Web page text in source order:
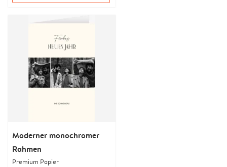
Moderner monochromer
Rahmen
Premium Papier